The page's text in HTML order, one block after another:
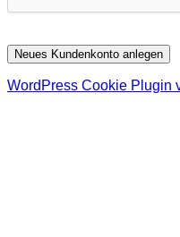
Neues Kundenkonto anlegen
WordPress Cookie Plugin